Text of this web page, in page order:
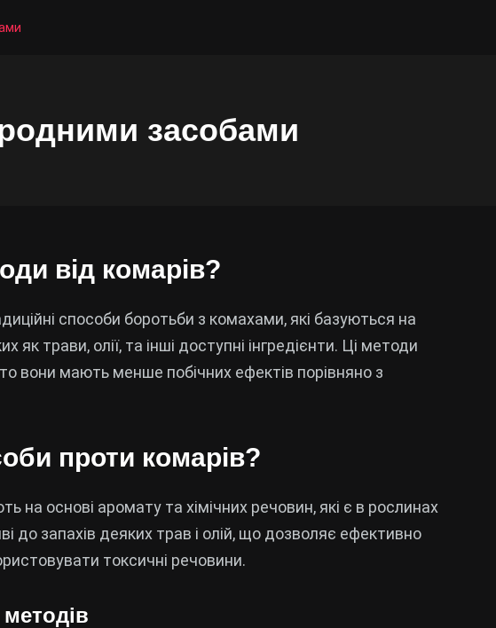
засобами
від комарів?
способи боротьби з комахами, які базуються на
як трави, олії, та інші доступні інгредієнти. Ці методи
вони мають менше побічних ефектів порівняно з
проти комарів?
на основі аромату та хімічних речовин, які є в рослинах
до запахів деяких трав і олій, що дозволяє ефективно
токсичні речовини.